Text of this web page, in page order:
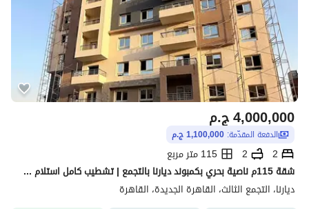
ج.م4,000,000
الدفعة المقدّمة: 1,100,000 ج.م
2
2
115 متر مربع
شقة 115م ناصية بحري بكمبوند ديارنا بالتجمع | تشطيب كامل استلام 2028 | مقدم 1.1M ومتبقى 2.9M بأقساط ل7 سنين | قرب الأوسطي والعاصمة Apartment For Sale
ديارنا، التجمع الثالث، القاهرة الجديدة، القاهرة